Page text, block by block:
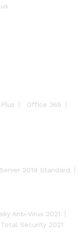
Office 365
2019 Standard
Anti-Virus 2021
Security 2021